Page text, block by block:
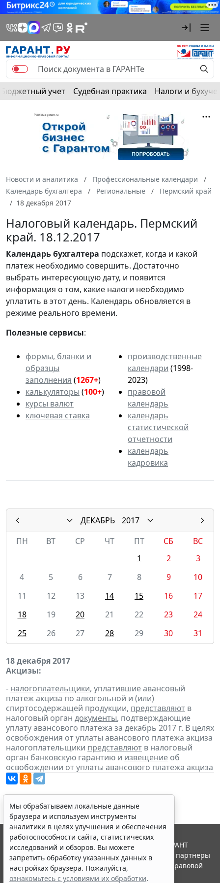
Бюджетный учет Судебная практика Налоги и
Новости и аналитика
Профессиональные календари
Календарь бухгалтера
Региональные
Пермский край
18 декабря 2017
Налоговый календарь. Пермский
край. 18.12.2017
Календарьбухгалтера подскажет, когда и какой
платеж необходимо совершить. Достаточно
выбрать интересующую дату, и появится
информация о том, какие налоги необходимо
уплатить в этот день. Календарь обновляется в
режиме реального времени.
Полезные сервисы:
формы, бланки и
образцы
заполнения (1267+)
калькуляторы (100+)
курсы валют
ключевая ставка
производственные
календари (1998-
2023)
правовой
календарь
календарь
статистической
отчетности
календарь
кадровика
ДЕКАБРЬ
2017
ПН
ВТ СР ЧТ ПТ СБ
ВС
1
2
3
4
5 6 7 8 9
10
11
12 13 14 15 16
17
18
19 20 21 22 23
24
25
26 27 28 29 30 31
18 декабря 2017
Акцизы:
- налогоплательщики, уплатившие авансовый
платеж акциза по алкогольной и (или)
спиртосодержащей продукции, представляют в
налоговый орган документы, подтверждающие
уплату авансового платежа за декабрь 2017 г. В целях
освобождения от уплаты авансового платежа акциза
налогоплательщики представляют в налоговый
орган банковскую гарантию и извещение об
освобождении от уплаты авансового платежа акциза
Мы обрабатываем локальные данные
браузера и используем инструменты
аналитики в целях улучшения и обеспечения
работоспособности сайта, статистических
исследований и обзоров. Вы можете
запретить обработку указанных данных в
настройках браузера. Пожалуйста,
ознакомьтесь с условиями их обработки.
© ООО "НПП "ГАРАНТ-СЕРВИС", 2026. Система ГАРАНТ
выпускается с 1990 года. Компания "Гарант" и ее партнеры
являются участниками Российской ассоциации правовой
информации ГАРАНТ.